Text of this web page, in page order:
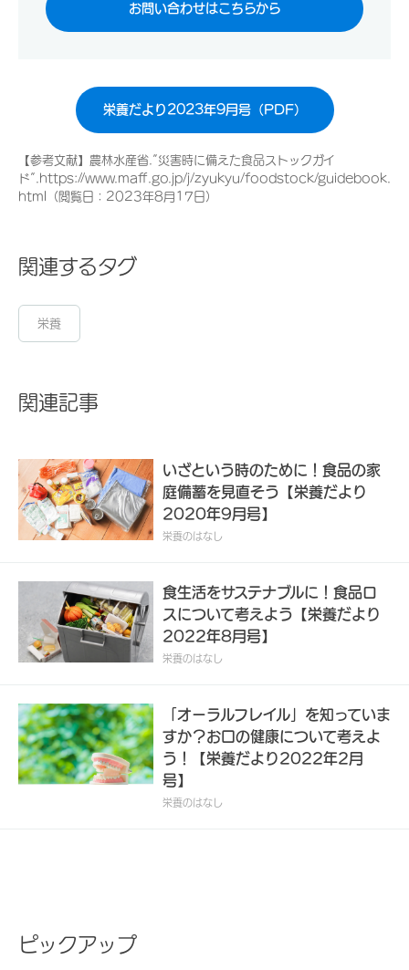
お問い合わせはこちらから
栄養だより2023年9月号（PDF）
【参考文献】農林水産省.”災害時に備えた食品ストックガイ
ド”.https://www.maff.go.jp/j/zyukyu/foodstock/guidebook.
html（閲覧日：2023年8月17日）
関連するタグ
栄養
関連記事
いざという時のために！食品の家
庭備蓄を見直そう【栄養だより
2020年9月号】
栄養のはなし
食生活をサステナブルに！食品ロ
スについて考えよう【栄養だより
2022年8月号】
栄養のはなし
「オーラルフレイル」を知っていま
すか？お口の健康について考えよ
う！【栄養だより2022年2月
号】
栄養のはなし
ピックアップ